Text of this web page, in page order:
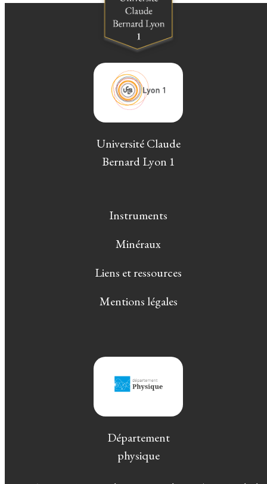
Université Claude
Bernard Lyon 1
Instruments
Minéraux
Liens et ressources
Mentions légales
Département
physique